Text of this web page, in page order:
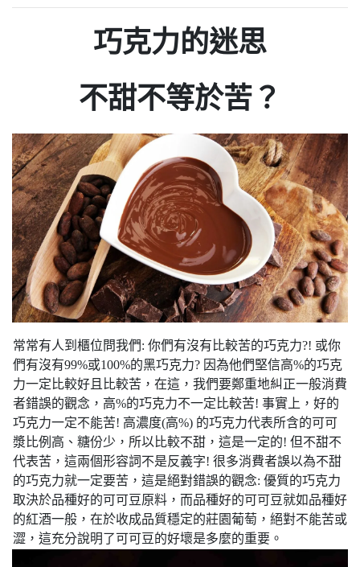
巧克力的迷思
不甜不等於苦？
常常有人到櫃位問我們: 你們有沒有比較苦的巧克力?! 或你
們有沒有99%或100%的黑巧克力? 因為他們堅信高%的巧克
力一定比較好且比較苦，在這，我們要鄭重地糾正一般消費
者錯誤的觀念，高%的巧克力不一定比較苦! 事實上，好的
巧克力一定不能苦! 高濃度(高%) 的巧克力代表所含的可可
漿比例高、糖份少，所以比較不甜，這是一定的! 但不甜不
代表苦，這兩個形容詞不是反義字! 很多消費者誤以為不甜
的巧克力就一定要苦，這是絕對錯誤的觀念: 優質的巧克力
取決於品種好的可可豆原料，而品種好的可可豆就如品種好
的紅酒一般，在於收成品質穩定的莊園葡萄，絕對不能苦或
澀，這充分說明了可可豆的好壞是多麼的重要。